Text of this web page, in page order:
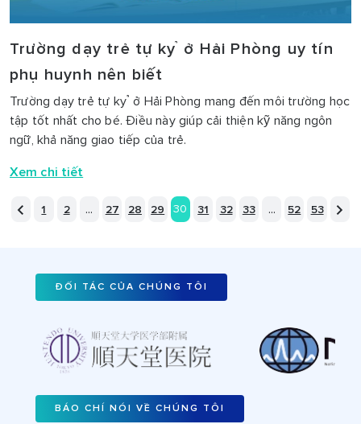
Trường dạy trẻ tự kỷ ở Hải Phòng uy tín
phụ huynh nên biết
Trường dạy trẻ tự kỷ ở Hải Phòng mang đến môi trường học
tập tốt nhất cho bé. Điều này giúp cải thiện kỹ năng ngôn
ngữ, khả năng giao tiếp của trẻ.
Xem chi tiết
1 2 ... 27 28 29 30 31 32 33 ... 52 53
ĐỐI TÁC CỦA CHÚNG TÔI
BÁO CHÍ NÓI VỀ CHÚNG TÔI